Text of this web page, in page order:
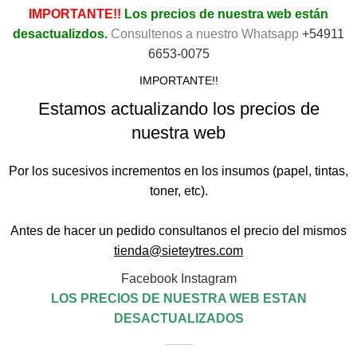
IMPORTANTE!! Los precios de nuestra web están
desactualizdos. Consultenos a nuestro Whatsapp +54911
6653-0075
IMPORTANTE!!
Estamos actualizando los precios de
nuestra web
Por los sucesivos incrementos en los insumos (papel, tintas,
toner, etc).
Antes de hacer un pedido consultanos el precio del mismos
tienda@sieteytres.com
Facebook Instagram
LOS PRECIOS DE NUESTRA WEB ESTAN
DESACTUALIZADOS